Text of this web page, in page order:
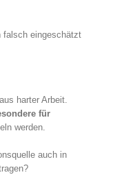
falsch eingeschätzt
harter Arbeit.
für
werden.
auch in